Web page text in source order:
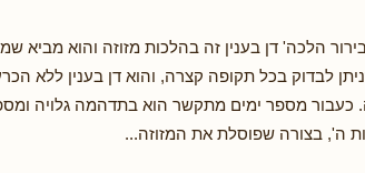
הלכה' דן בענין זה בהלכות מזוזה והוא מביא
לבדוק בכל תקופה קצרה, והוא דן בענין ללא
כעבור מספר ימים מתקשר הוא בתדהמה גלויה
ה', בצורה שפוסלת את המזוזה...